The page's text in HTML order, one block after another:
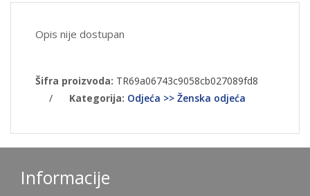
Opis nije dostupan
Šifra proizvoda: TR69a06743c9058cb027089fd8
/
Kategorija: Odjeća >> Ženska odjeća
Informacije